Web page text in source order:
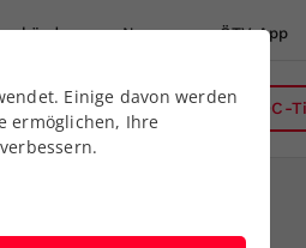
News ÖTV App
Über uns Kreise DC-
Einige davon werden
ermöglichen, Ihre